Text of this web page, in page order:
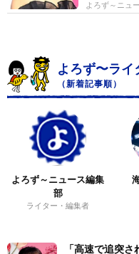
よろず～ニュ
よろず〜ライ
（新着記事順）
よろず～ニュース編集
部
ライター・編集者
「高速で追突